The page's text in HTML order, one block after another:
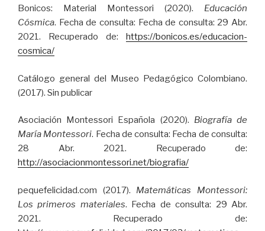
Bonicos: Material Montessori (2020). Educación
Cósmica. Fecha de consulta: Fecha de consulta: 29 Abr.
2021. Recuperado de:
https://bonicos.es/educacion-
cosmica/
Catálogo general del Museo Pedagógico Colombiano.
(2017). Sin publicar
Asociación Montessori Española (2020). Biografía de
María Montessori. Fecha de consulta: Fecha de consulta:
28 Abr. 2021. Recuperado de:
http://asociacionmontessori.net/biografia/
pequefelicidad.com (2017). Matemáticas Montessori:
Los primeros materiales. Fecha de consulta: 29 Abr.
2021. Recuperado de: